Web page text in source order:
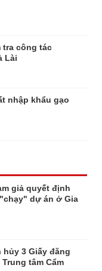
tra công tác
Lài
nhập khẩu gạo
giả quyết định
dự án ở Gia
hủy 3 Giấy đăng
tâm Cẩm